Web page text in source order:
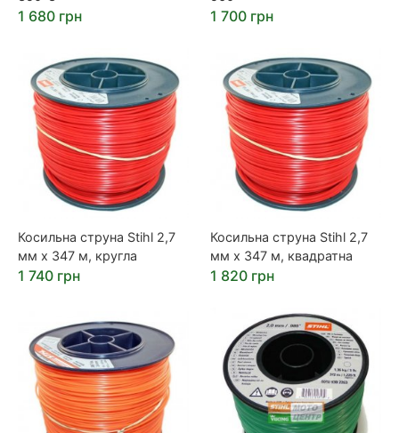
1 680 грн 1 700 грн
Косильна струна Stihl 2,7
мм х 347 м, кругла
1 740 грн
Косильна струна Stihl 2,7
мм х 347 м, квадратна
1 820 грн